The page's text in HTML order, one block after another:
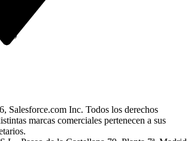
No hay resultados
Salesforce.com Inc. Todos los derechos
marcas comerciales pertenecen a sus